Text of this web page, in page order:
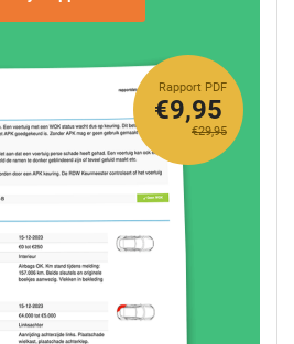
Rapport PDF
€29,95
€9,95